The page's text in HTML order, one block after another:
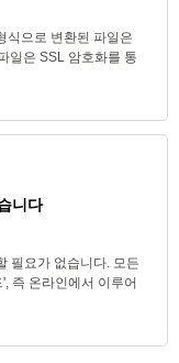
식으로 변환된 파일은
일은 SSL 암호화를 통
니다
필요가 없습니다. 모든
즉 온라인에서 이루어